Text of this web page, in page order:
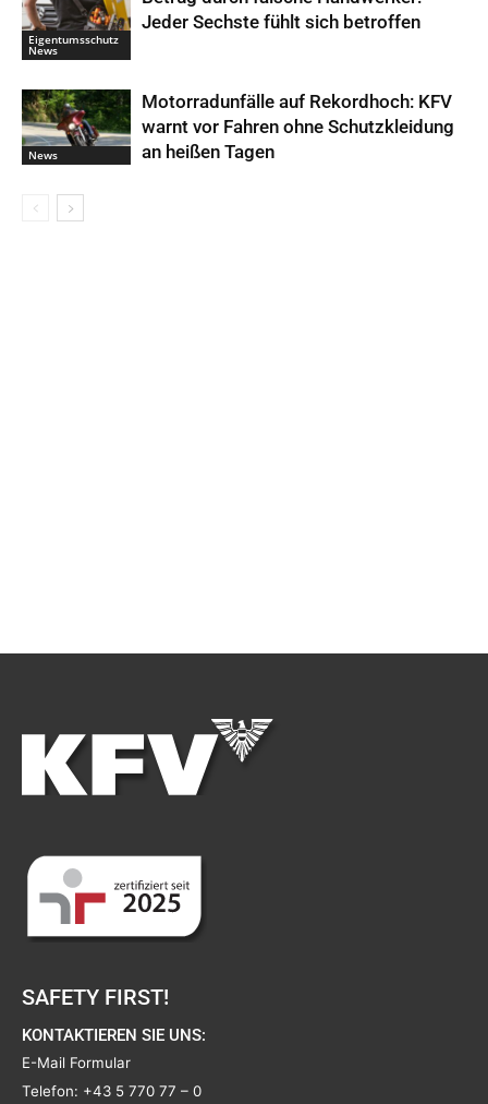
Eigentumsschutz
News
Jeder Sechste fühlt sich betroffen
News
Motorradunfälle auf Rekordhoch: KFV
warnt vor Fahren ohne Schutzkleidung
an heißen Tagen
SAFETY FIRST!
KONTAKTIEREN SIE UNS:
E-Mail Formular
Telefon: +43 5 770 77 – 0